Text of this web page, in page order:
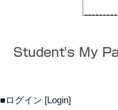
■ログイン [Login]